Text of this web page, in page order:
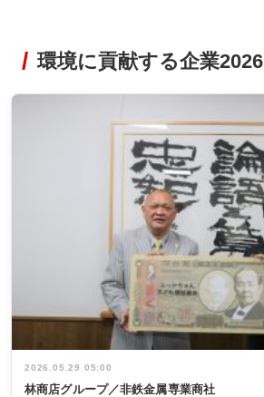
環境に貢献する企業2026
2026.05.29 05:00
林商店グループ／非鉄金属専業商社